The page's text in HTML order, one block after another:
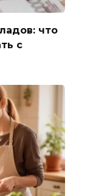
что
с